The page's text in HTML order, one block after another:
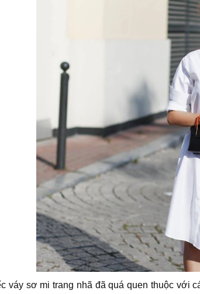
váy sơ mi trang nhã đã quá quen thuộc với